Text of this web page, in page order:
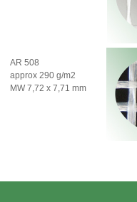
AR 508
approx 290 g/m2
MW 7,72 x 7,71 mm